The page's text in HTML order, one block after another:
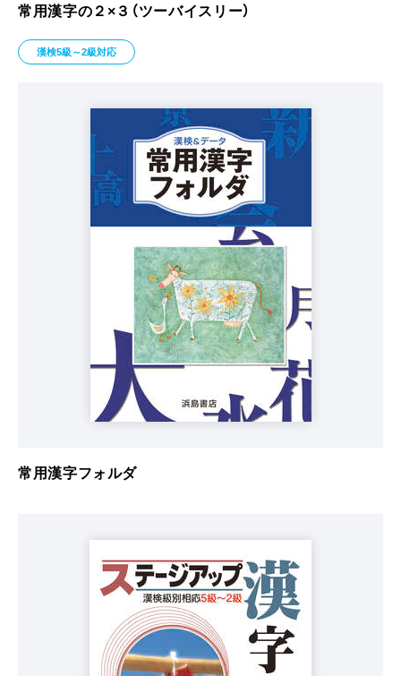
常用漢字の２×３（ツーバイスリー）
漢検5級～2級対応
常用漢字フォルダ